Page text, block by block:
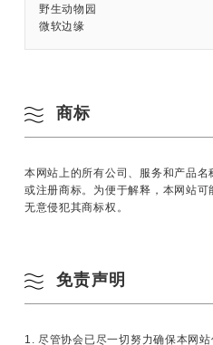
野生动物园
微软边缘
商标
本网站上的所有公司、服务和产品
或注册商标。为便于解释，本网站
无意侵犯其商标权。
免责声明
1. 尽管协会已尽一切努力确保本网